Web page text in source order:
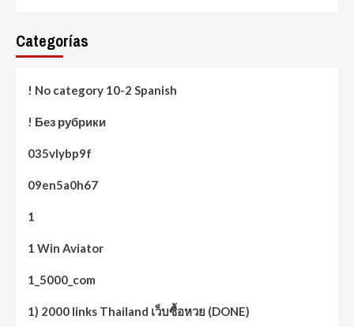
Categorías
! No category 10-2 Spanish
! Без рубрики
035vlybp9f
09en5a0h67
1
1 Win Aviator
1_5000_com
1) 2000 links Thailand เว็บซื้อหวย (DONE)